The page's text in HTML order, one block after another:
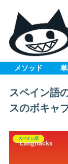
メソッド
スペイン語
スのボキャ
スペイン語